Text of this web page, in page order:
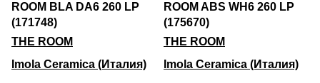
ROOM BLA DA6 260 LP
(171748)
THE ROOM
Imola Ceramica (Италия)
ROOM ABS WH6 260 LP
(175670)
THE ROOM
Imola Ceramica (Италия)